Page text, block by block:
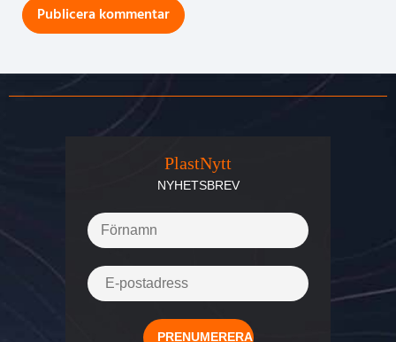
PlastNytt
NYHETSBREV